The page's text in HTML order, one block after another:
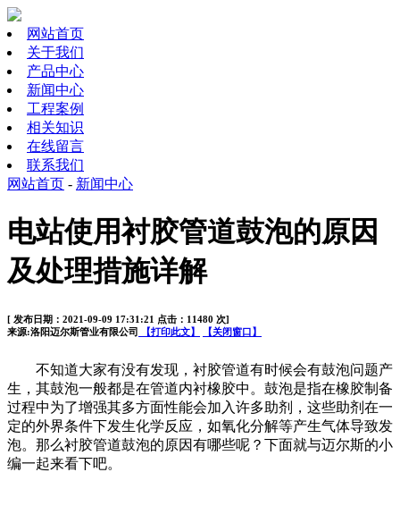
网站首页
关于我们
产品中心
新闻中心
工程案例
相关知识
在线留言
联系我们
网站首页 - 新闻中心
电站使用衬胶管道鼓泡的原因
及处理措施详解
[ 发布日期：2021-09-09 17:31:21 点击：11480 次]
来源:洛阳迈尔斯管业有限公司
【打印此文】 【关闭窗口】
不知道大家有没有发现， 衬胶管道有时候会有鼓泡问题产
生，其鼓泡一般都是在管道内衬橡胶中。鼓泡是指在橡胶制备
过程中为了增强其多方面性能会加入许多助剂，这些助剂在一
定的外界条件下发生化学反应，如氧化分解等产生气体导致发
泡。那么衬胶管道鼓泡的原因有哪些呢？下面就与迈尔斯的小
编一起来看下吧。